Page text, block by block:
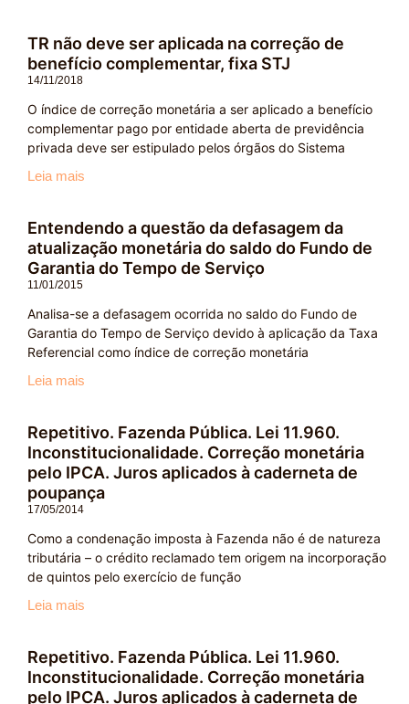
TR não deve ser aplicada na correção de
benefício complementar, fixa STJ
14/11/2018
O índice de correção monetária a ser aplicado a benefício
complementar pago por entidade aberta de previdência
privada deve ser estipulado pelos órgãos do Sistema
Leia mais
Entendendo a questão da defasagem da
atualização monetária do saldo do Fundo de
Garantia do Tempo de Serviço
11/01/2015
Analisa-se a defasagem ocorrida no saldo do Fundo de
Garantia do Tempo de Serviço devido à aplicação da Taxa
Referencial como índice de correção monetária
Leia mais
Repetitivo. Fazenda Pública. Lei 11.960.
Inconstitucionalidade. Correção monetária
pelo IPCA. Juros aplicados à caderneta de
poupança
17/05/2014
Como a condenação imposta à Fazenda não é de natureza
tributária – o crédito reclamado tem origem na incorporação
de quintos pelo exercício de função
Leia mais
Repetitivo. Fazenda Pública. Lei 11.960.
Inconstitucionalidade. Correção monetária
pelo IPCA. Juros aplicados à caderneta de